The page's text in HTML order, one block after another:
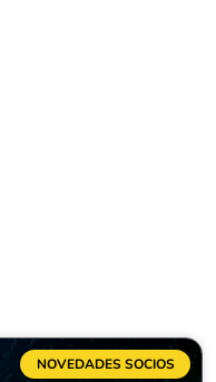
NOVEDADES SOCIOS